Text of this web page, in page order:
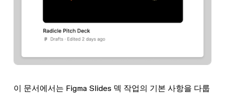
이 문서에서는 Figma Slides 덱 작업의 기본 사항을 다룹